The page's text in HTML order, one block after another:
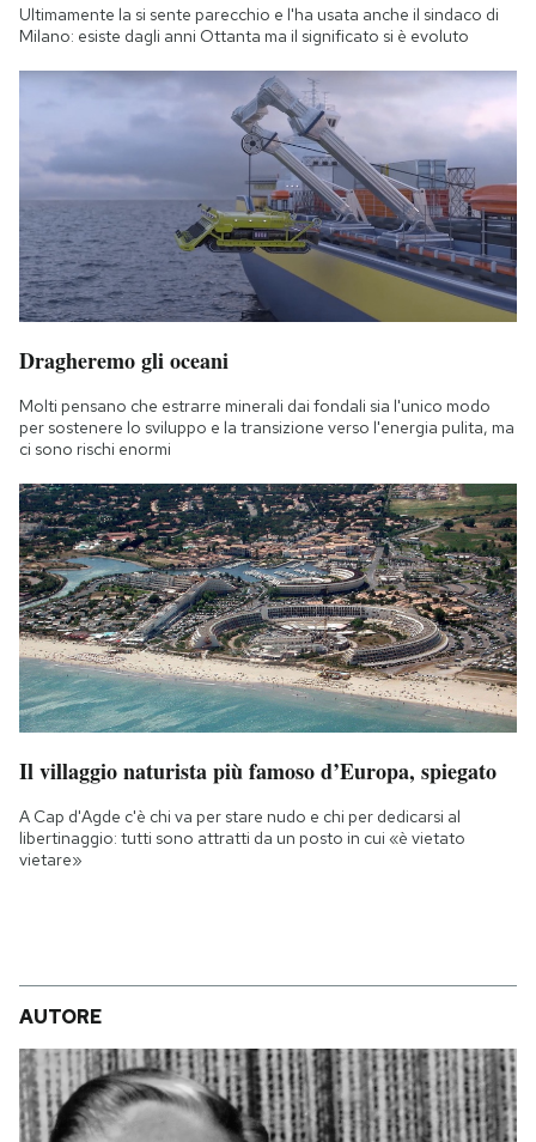
Hai bisogno di aiuto?
Ultimamente la si sente parecchio e l'ha usata anche il sindaco di
Milano: esiste dagli anni Ottanta ma il significato si è evoluto
Dragheremo gli oceani
Molti pensano che estrarre minerali dai fondali sia l'unico modo
per sostenere lo sviluppo e la transizione verso l'energia pulita, ma
ci sono rischi enormi
Il villaggio naturista più famoso d’Europa, spiegato
A Cap d'Agde c'è chi va per stare nudo e chi per dedicarsi al
libertinaggio: tutti sono attratti da un posto in cui «è vietato
vietare»
AUTORE